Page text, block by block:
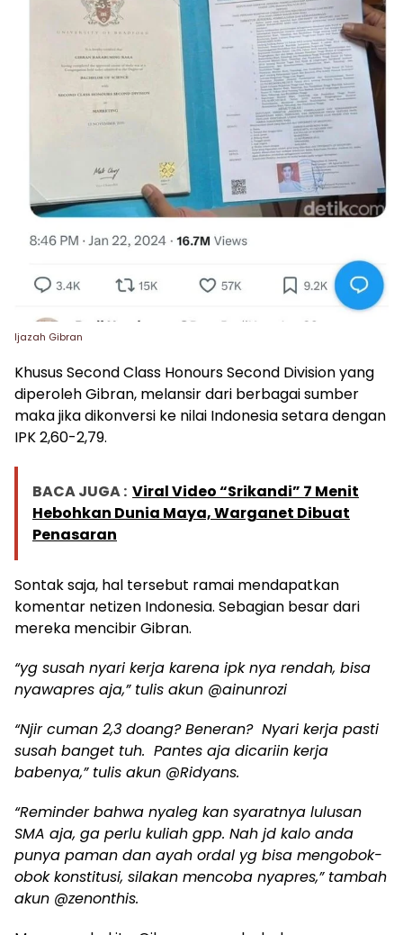
Ijazah Gibran
Khusus Second Class Honours Second Division yang
diperoleh Gibran, melansir dari berbagai sumber
maka jika dikonversi ke nilai Indonesia setara dengan
IPK 2,60-2,79.
BACA JUGA : Viral Video “Srikandi” 7 Menit
Hebohkan Dunia Maya, Warganet Dibuat
Penasaran
Sontak saja, hal tersebut ramai mendapatkan
komentar netizen Indonesia. Sebagian besar dari
mereka mencibir Gibran.
“yg susah nyari kerja karena ipk nya rendah, bisa
nyawapres aja,” tulis akun @ainunrozi
“Njir cuman 2,3 doang? Beneran? Nyari kerja pasti
susah banget tuh. Pantes aja dicariin kerja
babenya,” tulis akun @Ridyans.
“Reminder bahwa nyaleg kan syaratnya lulusan
SMA aja, ga perlu kuliah gpp. Nah jd kalo anda
punya paman dan ayah ordal yg bisa mengobok-
obok konstitusi, silakan mencoba nyapres,” tambah
akun @zenonthis.